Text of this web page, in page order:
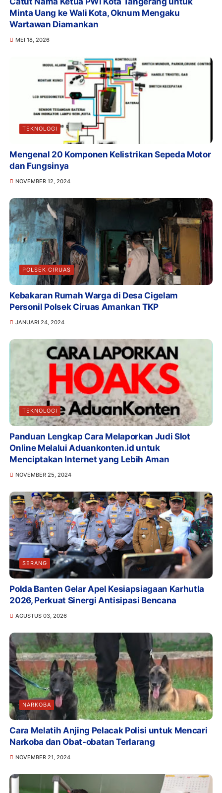
Minta Uang ke Wali Kota, Oknum Mengaku
Wartawan Diamankan
MEI 18, 2026
TEKNOLOGI
Mengenal 20 Komponen Kelistrikan Sepeda Motor
dan Fungsinya
NOVEMBER 12, 2024
POLSEK CIRUAS
Kebakaran Rumah Warga di Desa Cigelam
Personil Polsek Ciruas Amankan TKP
JANUARI 24, 2024
TEKNOLOGI
Panduan Lengkap Cara Melaporkan Judi Slot
Online Melalui Aduankonten.id untuk
Menciptakan Internet yang Lebih Aman
NOVEMBER 25, 2024
SERANG
Polda Banten Gelar Apel Kesiapsiagaan Karhutla
2026, Perkuat Sinergi Antisipasi Bencana
AGUSTUS 03, 2026
NARKOBA
Cara Melatih Anjing Pelacak Polisi untuk Mencari
Narkoba dan Obat-obatan Terlarang
NOVEMBER 21, 2024